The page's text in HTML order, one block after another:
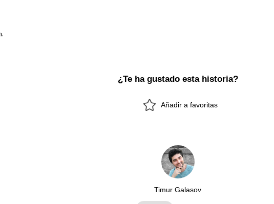
¿Te ha gustado esta historia?
Añadir a favoritas
Timur Galasov